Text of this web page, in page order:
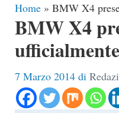
Home » BMW X4
BMW X4
ufficialmente
7 Marzo 2014 di